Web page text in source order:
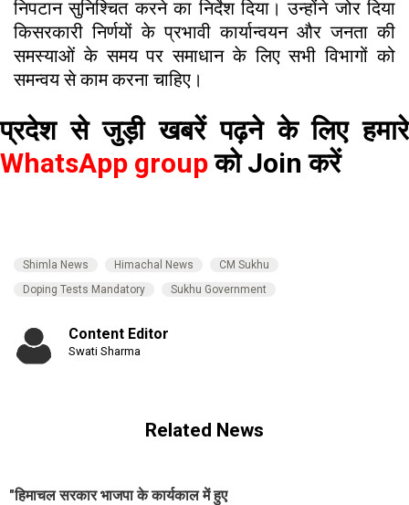
निपटान सुनिश्चित करने का निर्देश दिया। उन्होंने जोर दिया
किसरकारी निर्णयों के प्रभावी कार्यान्वयन और जनता की
समस्याओं के समय पर समाधान के लिए सभी विभागों को
समन्वय से काम करना चाहिए।
प्रदेश से जुड़ी खबरें पढ़ने के लिए हमारे
WhatsApp groupको Join करें
Shimla News Himachal News
CM Sukhu
Doping Tests Mandatory
Sukhu Government
Content Editor
Swati Sharma
Related News
"हिमाचल सरकार भाजपा के कार्यकाल में हुए